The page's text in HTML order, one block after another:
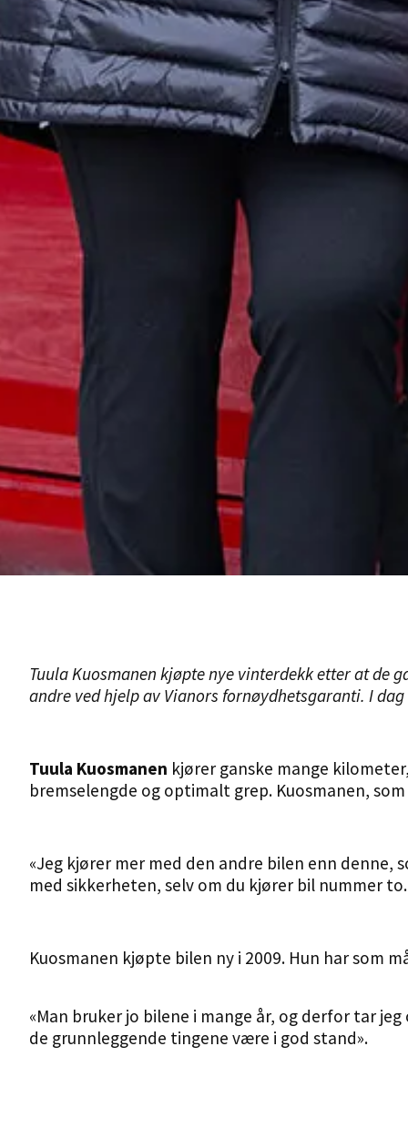
TuulaKuosmanen kjøpte nye vinterdekk etter at de
andre ved hjelp av Vianors fornøydhetsgaranti. I
Tuula Kuosmanen kjører ganske mange
bremselengde og optimalt grep. Kuosmanen,
«Jeg kjører mer med den andre bilen enn denne,
med sikkerheten, selv om du kjører bil nummer
Kuosmanen kjøpte bilen ny i 2009. Hun har som
«Man bruker jo bilene i mange år, og derfor tar
de grunnleggende tingene være i god stand».